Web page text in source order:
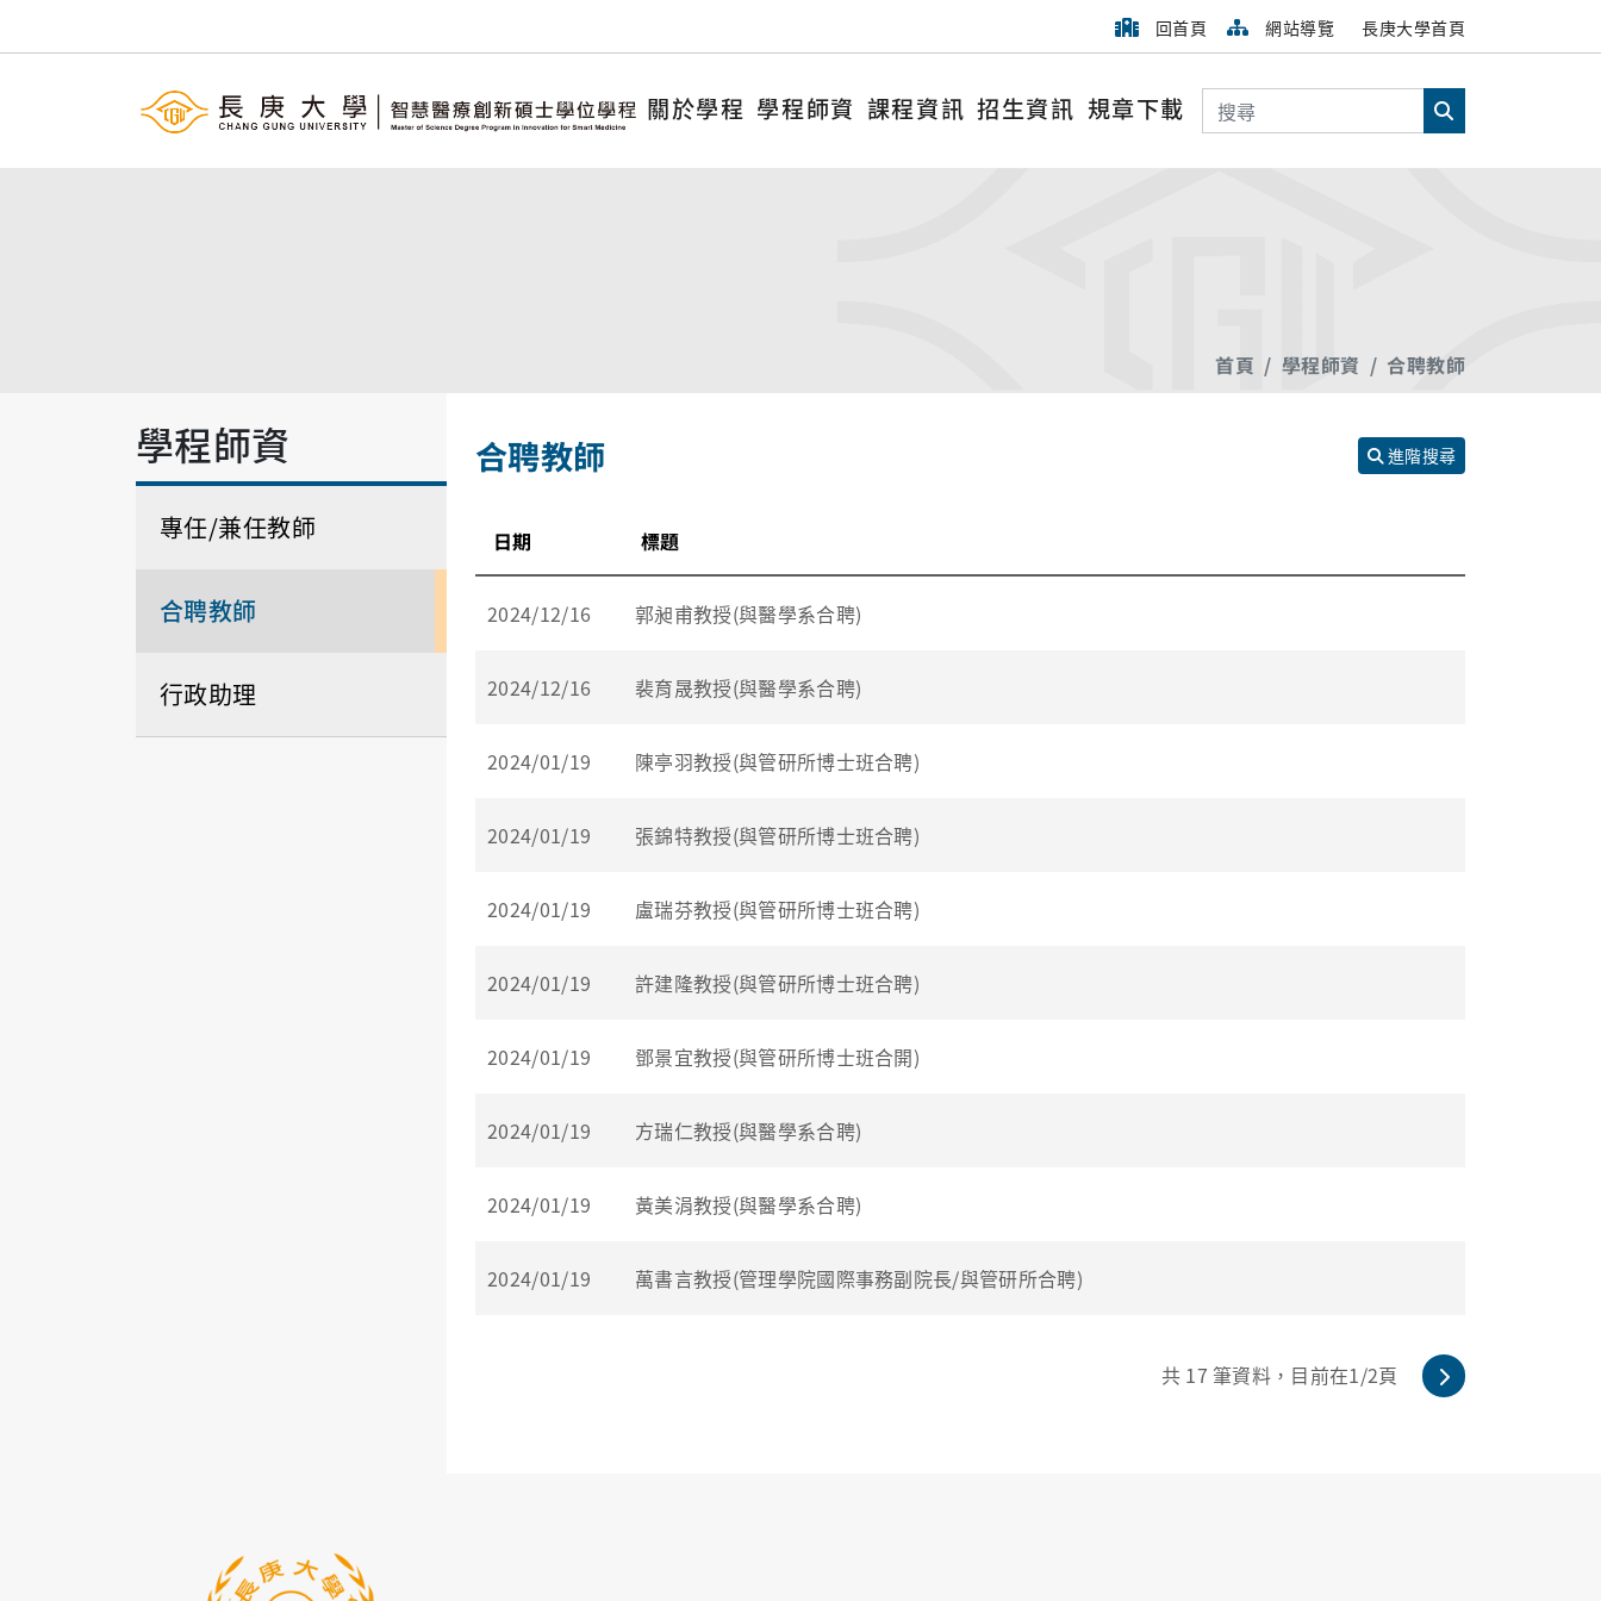
回首頁 網站導覽 長庚大學首頁
關於學程 學程師資 課程資訊 招生資訊 規章下載
搜尋
首頁 學程師資 合聘教師
學程師資
專任/兼任教師
合聘教師
行政助理
合聘教師 進階搜尋
日期 標題
2024/12/16 郭昶甫教授(與醫學系合聘)
2024/12/16 裴育晟教授(與醫學系合聘)
2024/01/19 陳亭羽教授(與管研所博士班合聘)
2024/01/19 張錦特教授(與管研所博士班合聘)
2024/01/19 盧瑞芬教授(與管研所博士班合聘)
2024/01/19 許建隆教授(與管研所博士班合聘)
2024/01/19 鄧景宜教授(與管研所博士班合開)
2024/01/19 方瑞仁教授(與醫學系合聘)
2024/01/19 黃美涓教授(與醫學系合聘)
2024/01/19 萬書言教授(管理學院國際事務副院長/與管研所合聘)
共 17 筆資料，目前在1/2頁